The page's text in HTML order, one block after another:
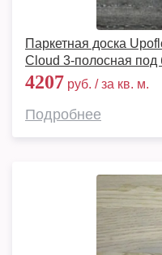
Паркетная доска
Cloud 3-полосная
4207 руб. / за кв. м.
Подробнее